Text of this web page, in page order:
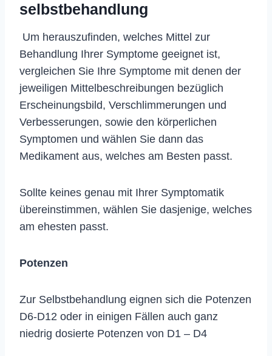
selbstbehandlung
Um herauszufinden, welches Mittel zur
Behandlung Ihrer Symptome geeignet ist,
vergleichen Sie Ihre Symptome mit denen der
jeweiligen Mittelbeschreibungen bezüglich
Erscheinungsbild, Verschlimmerungen und
Verbesserungen, sowie den körperlichen
Symptomen und wählen Sie dann das
Medikament aus, welches am Besten passt.
Sollte keines genau mit Ihrer Symptomatik
übereinstimmen, wählen Sie dasjenige, welches
am ehesten passt.
Potenzen
Zur Selbstbehandlung eignen sich die Potenzen
D6-D12 oder in einigen Fällen auch ganz
niedrig dosierte Potenzen von D1 – D4